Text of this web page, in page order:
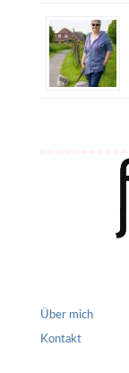
Über mich
Kontakt